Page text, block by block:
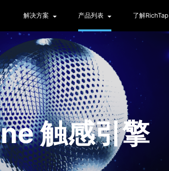
解决方案 产品列表 了解RichTap
触感引擎